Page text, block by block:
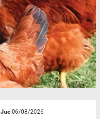
Jue06/08/2026